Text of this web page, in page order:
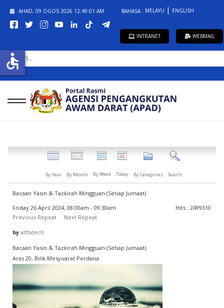
AHAD, 09 OGOS 2026 12:49:01 AM BAHASA : MELAYU ENGLISH
INTRANET WEBMAIL
CARI...
By Year By Month By Week Today By Categories Search
Bacaan Yasin & Tazkirah Mingguan (Setiap Jumaat)
Friday 26 April 2024, 08:00am - 09:30am
Previous Repeat
Next Repeat
Hits : 2499310
by altfatech
Bacaan Yasin & Tazkirah Mingguan (Setiap Jumaat)
Aras 20, Bilik Mesyuarat Perdana
accessible